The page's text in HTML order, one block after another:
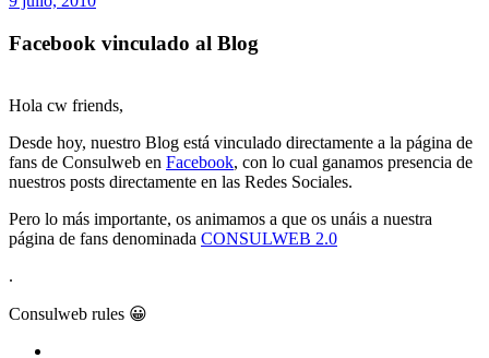
Facebook vinculado al Blog
Hola cw friends,
Desde hoy, nuestro Blog está vinculado directamente a la página de
fans de Consulweb en Facebook, con lo cual ganamos presencia de
nuestros posts directamente en las Redes Sociales.
Pero lo más importante, os animamos a que os unáis a nuestra
página de fans denominada CONSULWEB 2.0
.
Consulweb rules 😀